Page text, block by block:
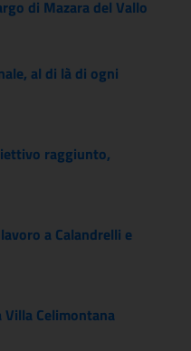
di Mazara del Vallo
al di là di ogni
raggiunto,
a Calandrelli e
Celimontana